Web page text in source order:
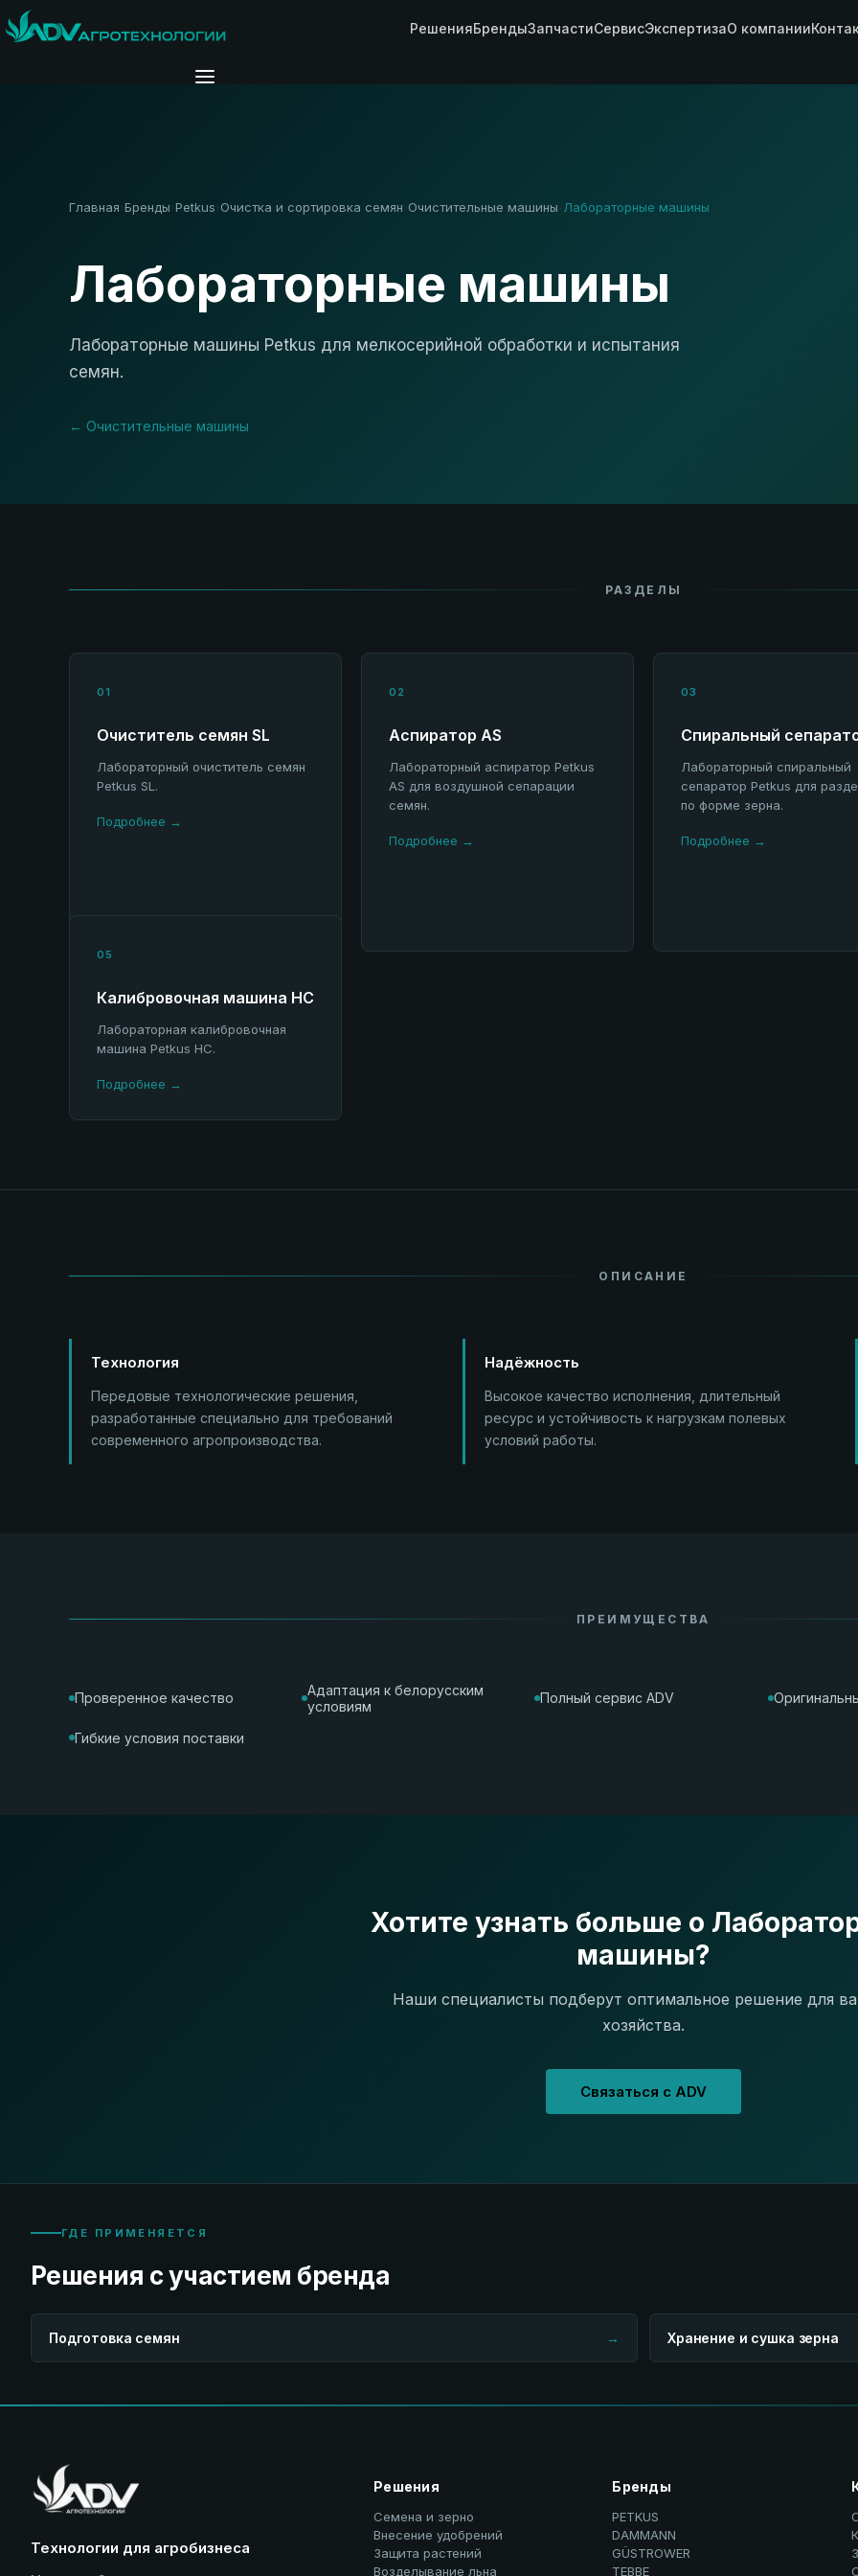
РешенияБрендыЗапчастиСервисЭкспертизаО компании
Главная› Бренды› Petkus› Очистка и сортировка семян Очистительные машины Лабораторные машины
Лабораторные машины
Лабораторные машины Petkus для мелкосерийной обработки и испытания
семян.
← Очистительные машины
РАЗДЕЛЫ
01
Очиститель семян SL
Лабораторный очиститель семян
Petkus SL.
Подробнее →
02
Аспиратор AS
Лабораторный аспиратор Petkus
AS для воздушной сепарации
семян.
Подробнее →
03
Спиральный
Лабораторный спиральный
сепаратор Petkus для
по форме зерна.
Подробнее →
05
Калибровочная машина HC
Лабораторная калибровочная
машина Petkus HC.
Подробнее →
ОПИСАНИЕ
Технология
Передовые технологические решения,
разработанные специально для требований
современного агропроизводства.
Надёжность
Высокое качество исполнения, длительный
ресурс и устойчивость к нагрузкам полевых
условий работы.
ПРЕИМУЩЕСТВА
Проверенное качество
Адаптация к белорусским
условиям
Полный сервис ADV
Гибкие условия поставки
Хотите узнать больше о
машины?
Наши специалисты подберут оптимальное решение для
хозяйства.
Связаться с ADV
ГДЕ ПРИМЕНЯЕТСЯ
Решения с участием бренда
Подготовка семян → Хранение и сушка зерна
Технологии для агробизнеса
Решения
Семена и зерно
Внесение удобрений
Защита растений
Возделывание льна
Бренды
PETKUS
DAMMANN
GÜSTROWER
TEBBE